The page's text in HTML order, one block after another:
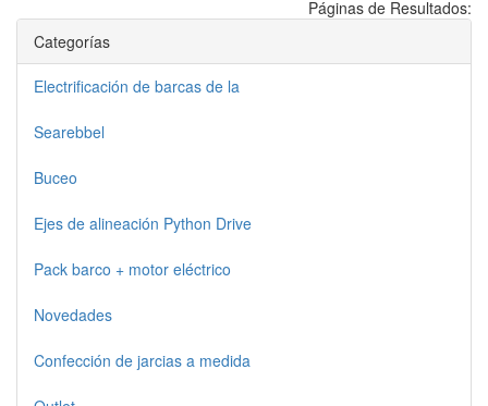
Páginas de Resultados:
Categorías
Electrificación de barcas de la
Searebbel
Buceo
Ejes de alineación Python Drive
Pack barco + motor eléctrico
Novedades
Confección de jarcias a medida